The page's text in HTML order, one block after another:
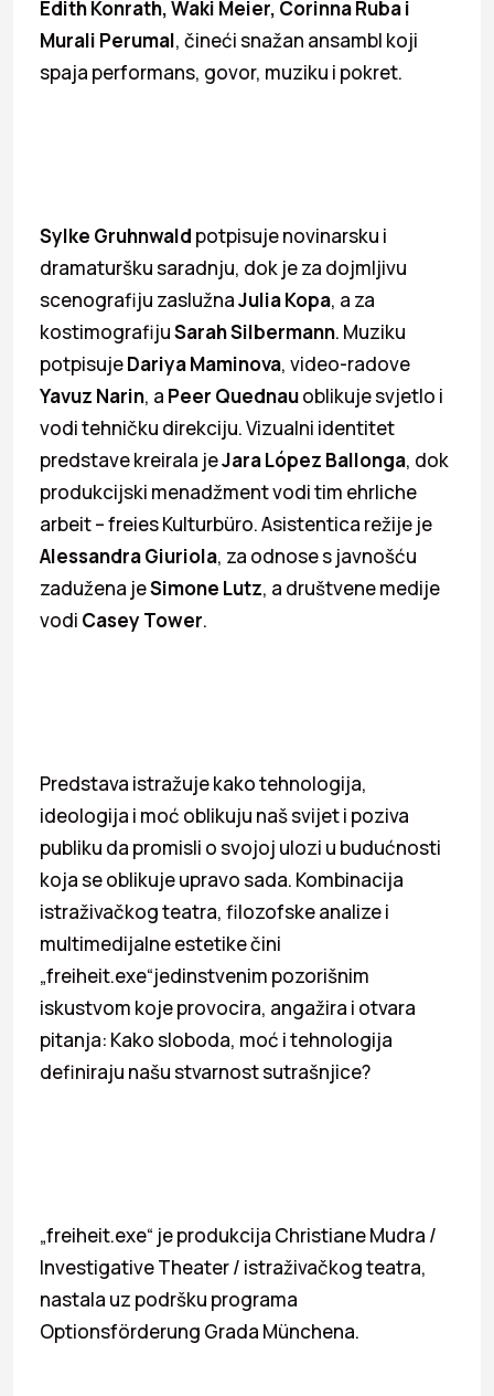
Edith Konrath, Waki Meier, Corinna Ruba i
Murali Perumal, čineći snažan ansambl koji
spaja performans, govor, muziku i pokret.
Sylke Gruhnwald potpisuje novinarsku i
dramaturšku saradnju, dok je za dojmljivu
scenografiju zaslužnaJulia Kopa, a za
kostimografijuSarah Silbermann. Muziku
potpisujeDariya Maminova, video-radove
Yavuz Narin, a Peer Quednauoblikuje svjetlo i
vodi tehničku direkciju. Vizualni identitet
predstave kreirala jeJara López Ballonga, dok
produkcijski menadžment vodi tim ehrliche
arbeit – freies Kulturbüro. Asistentica režije je
Alessandra Giuriola, za odnose s javnošću
zadužena jeSimone Lutz, a društvene medije
vodi Casey Tower.
Predstava istražuje kako tehnologija,
ideologija i moć oblikuju naš svijet i poziva
publiku da promisli o svojoj ulozi u budućnosti
koja se oblikuje upravo sada. Kombinacija
istraživačkog teatra, filozofske analize i
multimedijalne estetike čini
„freiheit.exe“jedinstvenim pozorišnim
iskustvom koje provocira, angažira i otvara
pitanja: Kako sloboda, moć i tehnologija
definiraju našu stvarnost sutrašnjice?
„freiheit.exe“ je produkcija Christiane Mudra /
Investigative Theater / istraživačkog teatra,
nastala uz podršku programa
Optionsförderung Grada Münchena.